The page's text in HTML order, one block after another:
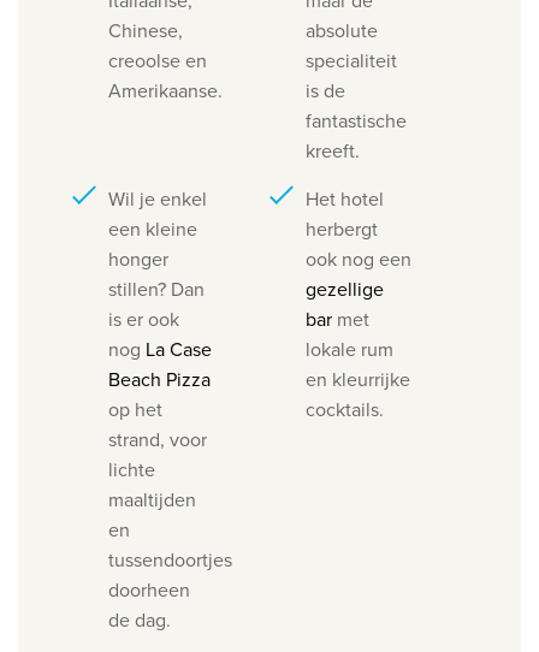
Chinese,
creoolse en
Amerikaanse.
absolute
specialiteit
is de
fantastische
kreeft.
Wil je enkel
een kleine
honger
stillen? Dan
is er ook
nog La Case
Beach Pizza
op het
strand, voor
lichte
maaltijden
en
tussendoortjes
doorheen
de dag.
Het hotel
herbergt
ook nog een
gezellige
bar met
lokale rum
en kleurrijke
cocktails.